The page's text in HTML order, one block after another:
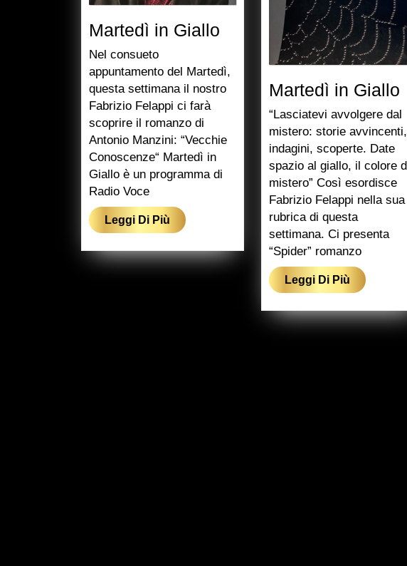
Martedì in Giallo
Giallo
Nel consueto
appuntamento del Martedì,
questa settimana il nostro
Fabrizio Felappi ci farà
scoprire il romanzo di
Antonio Manzini: “Vecchie
Conoscenze“ Martedì in
Giallo è un programma di
Radio Voce
Leggi Di Più Leggi
Di
Più
Martedì in Giallo
in
“Lasciatevi avvolgere dal
mistero: storie avvincenti,
indagini, scoperte. Date
spazio al giallo, il colore
mistero” Così esordisce
Fabrizio Felappi nella sua
rubrica di questa
settimana. Ci presenta
“Spider” romanzo
Leggi Di Più Leggi
Di
Più